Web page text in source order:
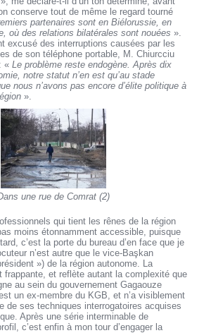
conserve tout de même le regard tourné
partenaires sont en Biélorussie, en
où des relations bilatérales sont nouées ».
excusé des interruptions causées par les
de son téléphone portable, M. Chiurcciu
«Le problème reste endogène. Après dix
notre statut n’en est qu’au stade
nous n’avons pas encore d’élite politique à
».
une rue de Comrat (2)
qui tient les rênes de la région
moins étonnamment accessible, puisque
c’est la porte du bureau d’en face que je
n’est autre que le vice-Başkan
») de la région autonome. La
frappante, et reflète autant la complexité que
au sein du gouvernement Gagaouze
un ex-membre du KGB, et n’a visiblement
de ses techniques interrogatoires acquises
Après une série interminable de
c’est enfin à mon tour d’engager la